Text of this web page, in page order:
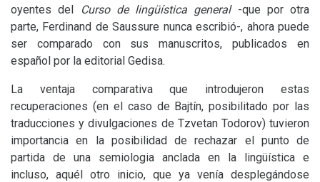
oyentes del
Curso de lingüística general -que por otra
parte, Ferdinand de Saussure nunca escribió-, ahora puede
ser comparado con sus manuscritos, publicados en
español por la editorial Gedisa.
La ventaja comparativa que introdujeron estas
recuperaciones (en el caso de Bajtín, posibilitado por las
traducciones y divulgaciones de Tzvetan Todorov) tuvieron
importancia en la posibilidad de rechazar el punto de
partida de una semiologia anclada en la lingüística e
incluso, aquél otro inicio, que ya venía desplegándose